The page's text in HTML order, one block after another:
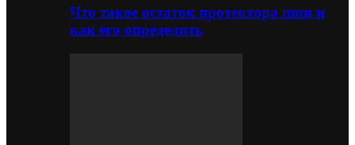
Что такое остаток протектора шин и
как его определить